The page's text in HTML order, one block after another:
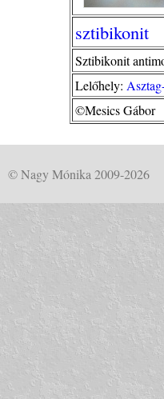
sztibikonit
Sztibikonit
Lelőhely:
©Mesics Gábor
© Nagy Mónika 2009-2026